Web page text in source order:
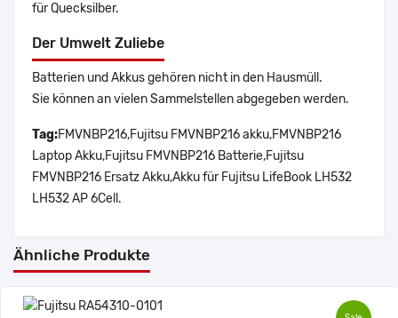
für Quecksilber.
Der Umwelt Zuliebe
Batterien und Akkus gehören nicht in den Hausmüll.
Sie können an vielen Sammelstellen abgegeben werden.
Tag:FMVNBP216,Fujitsu FMVNBP216 akku,FMVNBP216
Laptop Akku,Fujitsu FMVNBP216 Batterie,Fujitsu
FMVNBP216 Ersatz Akku,Akku für Fujitsu LifeBook LH532
LH532 AP 6Cell.
Ähnliche Produkte